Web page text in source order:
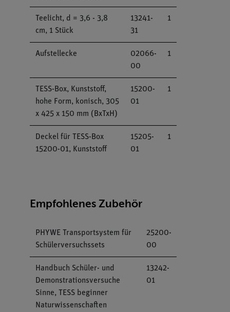
Teelicht, d = 3,6 - 3,8
cm, 1 Stück
13241-
31
1
Aufstellecke
02066-
00
1
TESS-Box, Kunststoff,
hohe Form, konisch, 305
x 425 x 150 mm (BxTxH)
15200-
01
1
Deckel für TESS-Box
15200-01, Kunststoff
15205-
01
1
Empfohlenes Zubehör
PHYWE Transportsystem für
Schülerversuchssets
25200-
00
Handbuch Schüler- und
Demonstrationsversuche
Sinne, TESS beginner
Naturwissenschaften
13242-
01